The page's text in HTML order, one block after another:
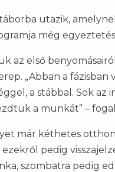
utazik,
még
az első
„Abban a fázisban
a stábbal. Sok az
a munkát” –
már kéthetes
pedig
szombatra pedig